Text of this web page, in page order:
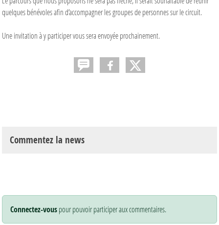
quelques bénévoles afin d’accompagner les groupes de personnes sur le circuit.
Une invitation à y participer vous sera envoyée prochainement.
Commentez la news
Connectez-vouspour pouvoir participer aux commentaires.